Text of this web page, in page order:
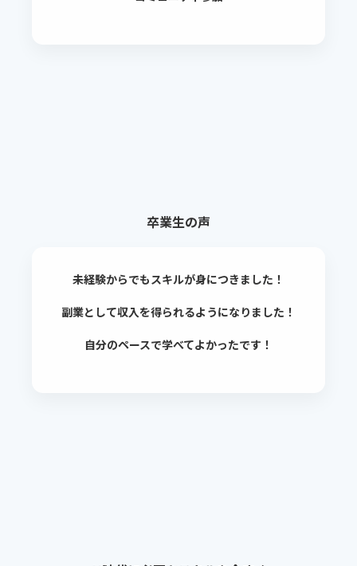
卒業生の声
未経験からでもスキルが身につきました！
副業として収入を得られるようになりました！
自分のペースで学べてよかったです！